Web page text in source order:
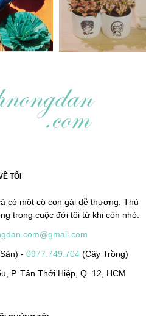
TÔI
có một cô con gái dễ thương. Thủ
trong cuộc đời tôi từ khi còn nhỏ.
- 0977.749.704(Cây Trồng)
P. Tân Thới Hiệp, Q. 12, HCM